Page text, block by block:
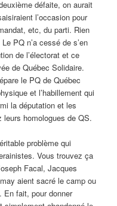
défaite, on aurait
l’occasion pour
etc, du parti. Rien
PQ n’a cessé de s’en
de l’électorat et ce
de Québec Solidaire.
le PQ de Québec
et l’habillement qui
la députation et les
homologues de QS.
problème qui
Vous trouvez ça
Facal, Jacques
aient sacré le camp ou
En fait, pour donner